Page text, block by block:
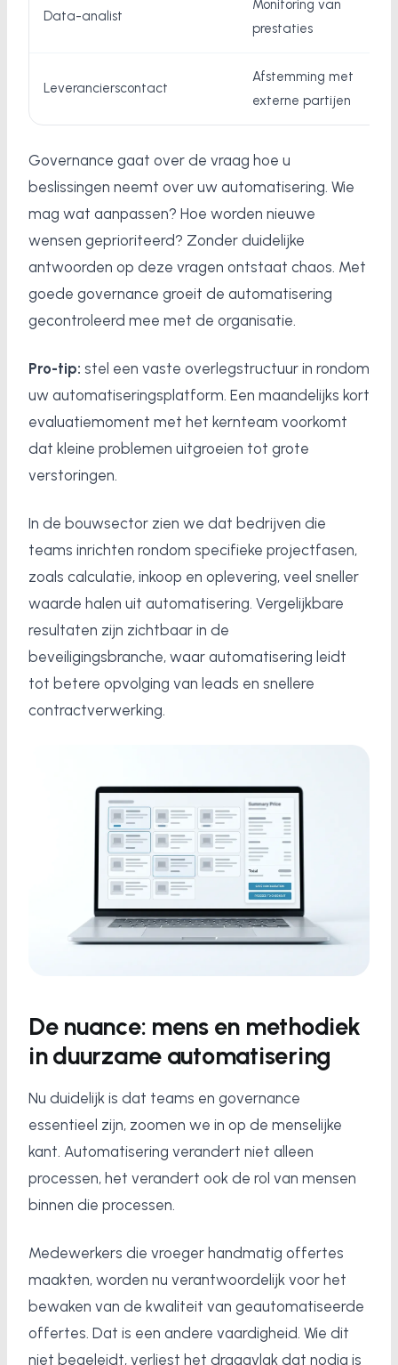
Data-analist
Monitoring van
prestaties
Leverancierscontact
Afstemming met
externe partijen
Governance gaat over de vraag hoe u
beslissingen neemt over uw automatisering. Wie
mag wat aanpassen? Hoe worden nieuwe
wensen geprioriteerd? Zonder duidelijke
antwoorden op deze vragen ontstaat chaos. Met
goede governance groeit de automatisering
gecontroleerd mee met de organisatie.
Pro-tip: stel een vaste overlegstructuur in rondom
uw automatiseringsplatform. Een maandelijks kort
evaluatiemoment met het kernteam voorkomt
dat kleine problemen uitgroeien tot grote
verstoringen.
In de bouwsector zien we dat bedrijven die
teams inrichten rondom specifieke projectfasen,
zoals calculatie, inkoop en oplevering, veel sneller
waarde halen uit automatisering. Vergelijkbare
resultaten zijn zichtbaar in de
beveiligingsbranche, waar automatisering leidt
tot betere opvolging van leads en snellere
contractverwerking.
De nuance: mens en methodiek
in duurzame automatisering
Nu duidelijk is dat teams en governance
essentieel zijn, zoomen we in op de menselijke
kant. Automatisering verandert niet alleen
processen, het verandert ook de rol van mensen
binnen die processen.
Medewerkers die vroeger handmatig offertes
maakten, worden nu verantwoordelijk voor het
bewaken van de kwaliteit van geautomatiseerde
offertes. Dat is een andere vaardigheid. Wie dit
niet begeleidt, verliest het draagvlak dat nodig is